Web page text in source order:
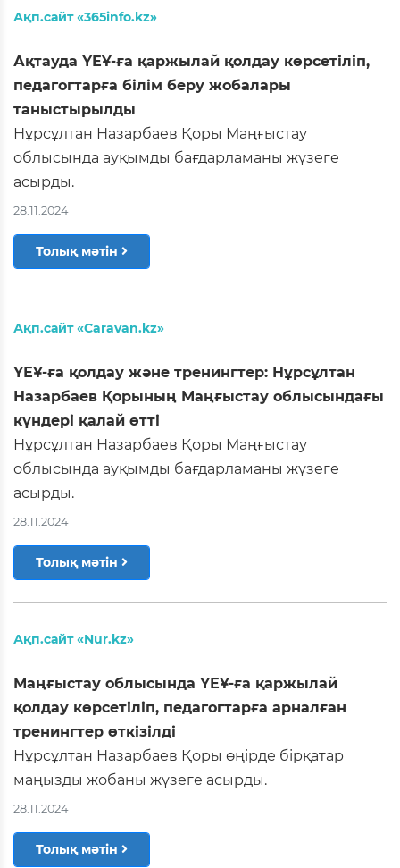
Ақп.сайт «365info.kz»
Ақтауда ҮЕҰ-ға қаржылай қолдау көрсетіліп,
педагогтарға білім беру жобалары
таныстырылды
Нұрсұлтан Назарбаев Қоры Маңғыстау
облысында ауқымды бағдарламаны жүзеге
асырды.
28.11.2024
Толық мәтін
Ақп.сайт «Caravan.kz»
ҮЕҰ-ға қолдау және тренингтер: Нұрсұлтан
Назарбаев Қорының Маңғыстау облысындағы
күндері қалай өтті
Нұрсұлтан Назарбаев Қоры Маңғыстау
облысында ауқымды бағдарламаны жүзеге
асырды.
28.11.2024
Толық мәтін
Ақп.сайт «Nur.kz»
Маңғыстау облысында ҮЕҰ-ға қаржылай
қолдау көрсетіліп, педагогтарға арналған
тренингтер өткізілді
Нұрсұлтан Назарбаев Қоры өңірде бірқатар
маңызды жобаны жүзеге асырды.
28.11.2024
Толық мәтін